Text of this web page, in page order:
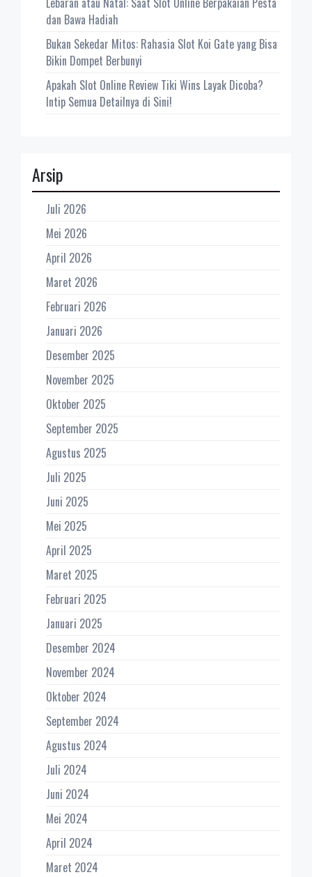
dan Bawa Hadiah
Bukan Sekedar Mitos: Rahasia Slot Koi Gate yang Bisa
Bikin Dompet Berbunyi
Apakah Slot Online Review Tiki Wins Layak Dicoba?
Intip Semua Detailnya di Sini!
Arsip
Juli 2026
Mei 2026
April 2026
Maret 2026
Februari 2026
Januari 2026
Desember 2025
November 2025
Oktober 2025
September 2025
Agustus 2025
Juli 2025
Juni 2025
Mei 2025
April 2025
Maret 2025
Februari 2025
Januari 2025
Desember 2024
November 2024
Oktober 2024
September 2024
Agustus 2024
Juli 2024
Juni 2024
Mei 2024
April 2024
Maret 2024